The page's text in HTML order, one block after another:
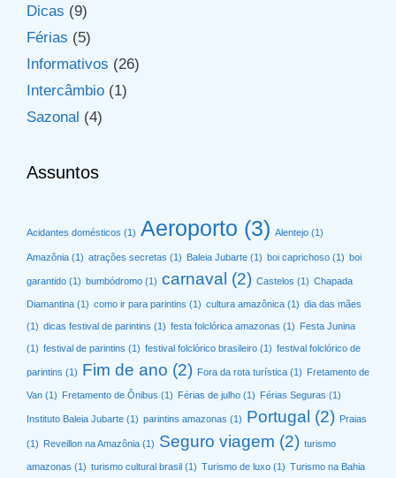
Dicas (9)
Férias (5)
Informativos (26)
Intercâmbio (1)
Sazonal (4)
Assuntos
Acidantes domésticos (1) Aeroporto (3) Alentejo (1)
Amazônia (1) atrações secretas (1) Baleia Jubarte (1) boi caprichoso (1) boi
garantido (1) bumbódromo (1) carnaval (2) Castelos (1) Chapada
Diamantina (1) como ir para parintins (1) cultura amazônica (1) dia das mães
(1) dicas festival de parintins (1) festa folclórica amazonas (1) Festa Junina
(1) festival de parintins (1) festival folclórico brasileiro (1) festival folclórico de
parintins (1) Fim de ano (2) Fora da rota turística (1) Fretamento de
Van (1) Fretamento de Ônibus (1) Férias de julho (1) Férias Seguras (1)
Instituto Baleia Jubarte (1) parintins amazonas (1) Portugal (2) Praias
(1) Reveillon na Amazônia (1) Seguro viagem (2) turismo
amazonas (1) turismo cultural brasil (1) Turismo de luxo (1) Turismo na Bahia